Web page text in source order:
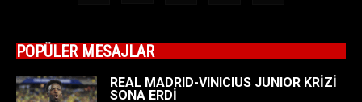
POPÜLER MESAJLAR
REAL MADRID-VINICIUS JUNIOR KRİZİ
SONA ERDİ